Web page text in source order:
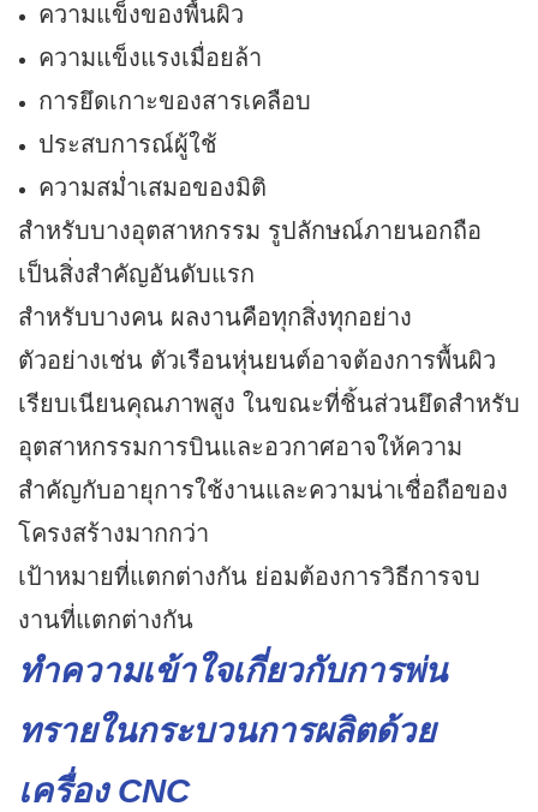
ความแข็งของพื้นผิว
ความแข็งแรงเมื่อยล้า
การยึดเกาะของสารเคลือบ
ประสบการณ์ผู้ใช้
ความสม่ำเสมอของมิติ
สำหรับบางอุตสาหกรรม รูปลักษณ์ภายนอกถือ
เป็นสิ่งสำคัญอันดับแรก
สำหรับบางคน ผลงานคือทุกสิ่งทุกอย่าง
ตัวอย่างเช่น ตัวเรือนหุ่นยนต์อาจต้องการพื้นผิว
เรียบเนียนคุณภาพสูง ในขณะที่ชิ้นส่วนยึดสำหรับ
อุตสาหกรรมการบินและอวกาศอาจให้ความ
สำคัญกับอายุการใช้งานและความน่าเชื่อถือของ
โครงสร้างมากกว่า
เป้าหมายที่แตกต่างกัน ย่อมต้องการวิธีการจบ
งานที่แตกต่างกัน
ทำความเข้าใจเกี่ยวกับการพ่น
ทรายในกระบวนการผลิตด้วย
เครื่อง CNC